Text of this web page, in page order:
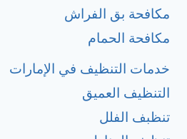
مكافحة بق الفراش
مكافحة الحمام
خدمات التنظيف في الإمارات
التنظيف العميق
تنظبف الفلل